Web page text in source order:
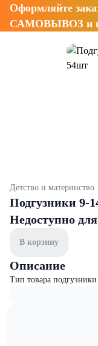
Оформляйте
САМОВЫВОЗ и
Детство и материнство
Подгузники 9-
Недоступно для
В корзину
Описание
Тип товара